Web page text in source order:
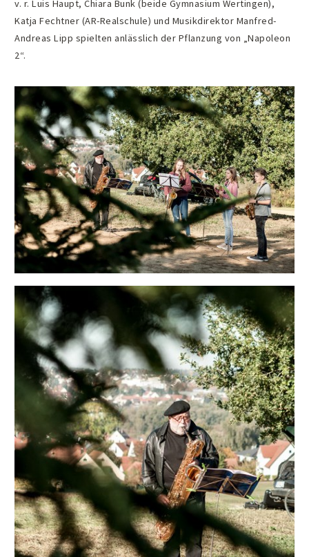
v. r. Luis Haupt, Chiara Bunk (beide Gymnasium Wertingen),
Katja Fechtner (AR-Realschule) und Musikdirektor Manfred-
Andreas Lipp spielten anlässlich der Pflanzung von „Napoleon
2“.